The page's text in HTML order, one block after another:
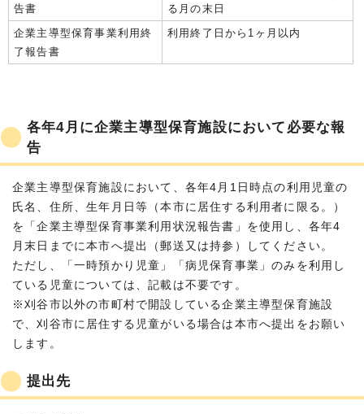
告書
る月の末日
企業主導型保育事業利用終
了報告書
利用終了日から1ヶ月以内
各年4月に企業主導型保育施設において必要な報
告
企業主導型保育施設において、各年4月1日時点の利用児童の
氏名、住所、生年月日等（本市に居住する利用者に限る。）
を「企業主導型保育事業利用状況報告書」を使用し、各年4
月末日までに本市へ提出（郵送又は持参）してください。
ただし、「一時預かり児童」「病児保育事業」のみを利用し
ている児童については、記載は不要です。
※刈谷市以外の市町村で開設している企業主導型保育施設
で、刈谷市に居住する児童がいる場合は本市へ提出をお願い
します。
提出先